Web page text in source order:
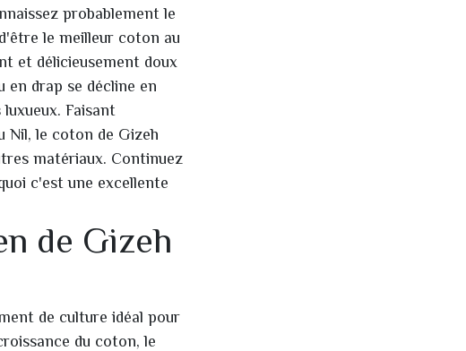
probablement le
le meilleur coton au
et délicieusement doux
en drap se décline en
Faisant
le coton de Gizeh
matériaux. Continuez
c'est une excellente
de Gizeh
de culture idéal pour
du coton, le